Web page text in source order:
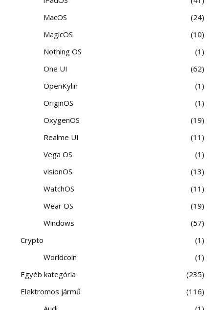
MacOS
24
MagicOS
10
Nothing OS
1
One UI
62
OpenKylin
1
OriginOS
1
OxygenOS
19
Realme UI
11
Vega OS
1
visionOS
13
WatchOS
11
Wear OS
19
Windows
57
Crypto
1
Worldcoin
1
Egyéb kategória
235
Elektromos jármű
116